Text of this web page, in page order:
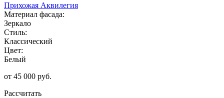
Прихожая Аквилегия
Материал фасада:
Зеркало
Стиль:
Классический
Цвет:
Белый
от 45 000 руб.
Рассчитать